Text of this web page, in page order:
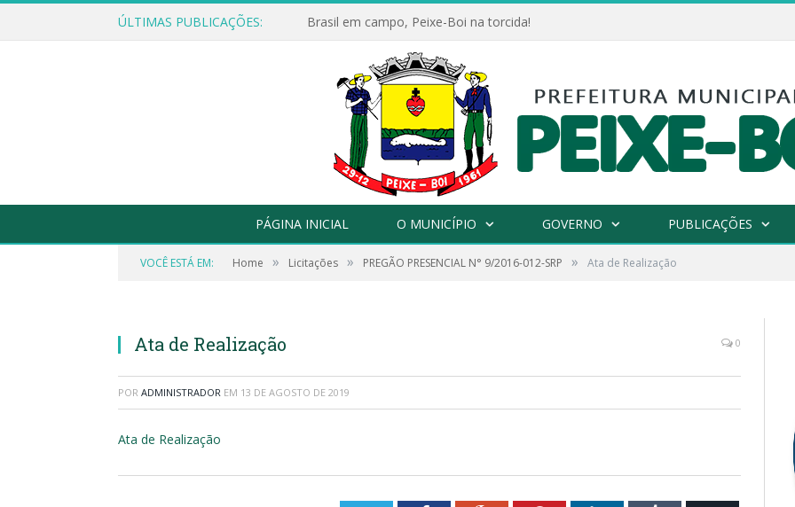
ÚLTIMAS PUBLICAÇÕES: Brasil em campo, Peixe-Boi na torcida!
PÁGINA INICIAL O MUNICÍPIO GOVERNO PUBLICAÇÕES
VOCÊ ESTÁ EM: Home » Licitações » PREGÃO PRESENCIAL N° 9/2016-012-SRP » Ata de Realização
Ata de Realização 0
POR ADMINISTRADOR EM 13 DE AGOSTO DE 2019
Ata de Realização